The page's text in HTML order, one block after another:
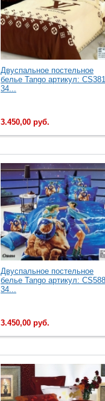
Двуcпальное постельное
белье Tango артикул:
34...
3.450,00 руб.
Двуcпальное постельное
белье Tango артикул:
34...
3.450,00 руб.